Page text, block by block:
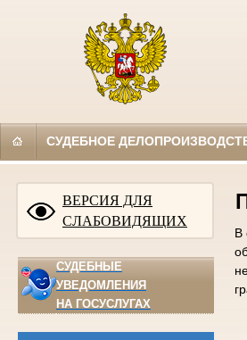
СУДЕБНОЕ
ВЕРСИЯ ДЛЯ
СЛАБОВИДЯЩИХ
СУДЕБНЫЕ
УВЕДОМЛЕНИЯ
НА ГОСУСЛУГАХ
В